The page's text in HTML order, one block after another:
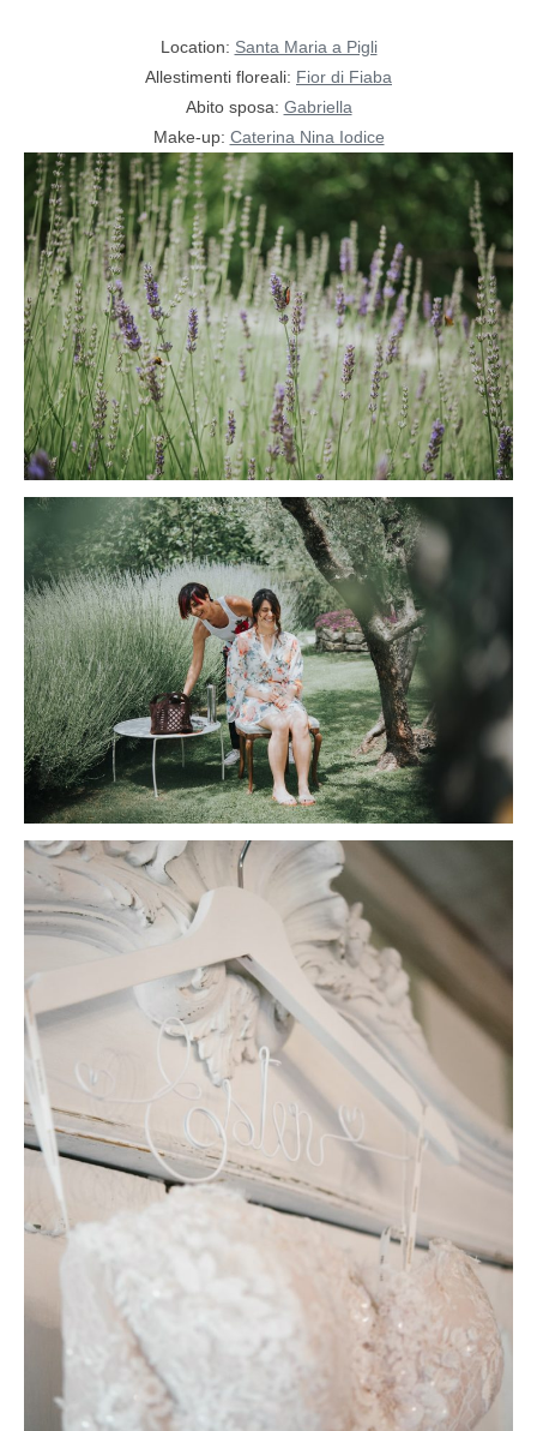
Location: Santa Maria a Pigli
Allestimenti floreali: Fior di Fiaba
Abito sposa: Gabriella
Make-up: Caterina Nina Iodice